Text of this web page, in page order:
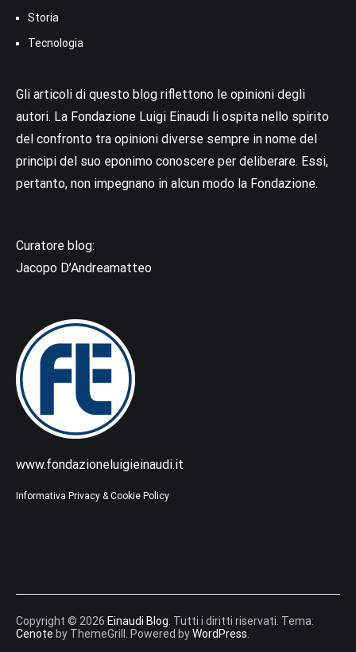
Storia
Tecnologia
Gli articoli di questo blog riflettono le opinioni degli
autori. La Fondazione Luigi Einaudi li ospita nello spirito
del confronto tra opinioni diverse sempre in nome del
principi del suo eponimo conoscere per deliberare. Essi,
pertanto, non impegnano in alcun modo la Fondazione.
Curatore blog:
Jacopo D’Andreamatteo
www.fondazioneluigieinaudi.it
Informativa Privacy & Cookie Policy
Copyright © 2026 Einaudi Blog . Tutti i diritti riservati. Tema:
Cenote by ThemeGrill. Powered byWordPress